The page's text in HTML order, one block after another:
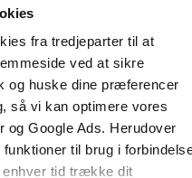
fra tredjeparter til at
ved at sikre
og huske dine præferencer
så vi kan optimere vores
og Google Ads. Herudover
til brug i
enhver tid trække dit
Glimmertøj, kage,
dronning af livet. Men
sporet, og pludselig
se det smukke i det